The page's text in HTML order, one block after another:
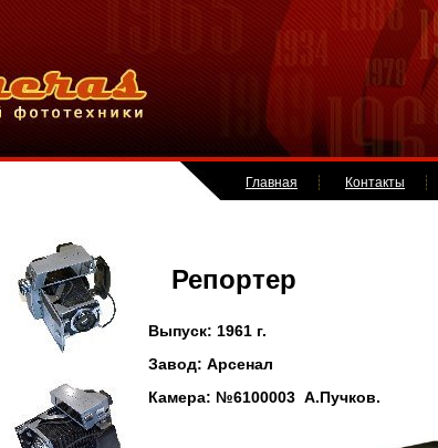
Главная Контакты
Репортер
Выпуск: 1961 г.
Завод: Арсенал
Камера: №6100003 А.Пучков.